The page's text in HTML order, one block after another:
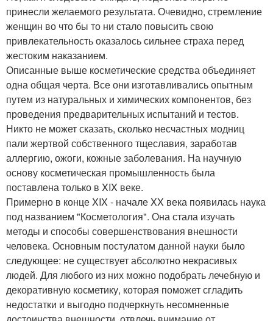
принесли желаемого результата. Очевидно, стремление
женщин во что бы то ни стало повысить свою
привлекательность оказалось сильнее страха перед
жестоким наказанием.
Описанные выше косметические средства объединяет
одна общая черта. Все они изготавливались опытным
путем из натуральных и химических компонентов, без
проведения предварительных испытаний и тестов.
Никто не может сказать, сколько несчастных модниц
пали жертвой собственного тщеславия, заработав
аллергию, ожоги, кожные заболевания. На научную
основу косметическая промышленность была
поставлена только в XIX веке.
Примерно в конце XIX - начале XX века появилась наука
под названием "Косметология". Она стала изучать
методы и способы совершенствования внешности
человека. Основным постулатом данной науки было
следующее: не существует абсолютно некрасивых
людей. Для любого из них можно подобрать лечебную и
декоративную косметику, которая поможет сгладить
недостатки и выгодно подчеркнуть несомненные